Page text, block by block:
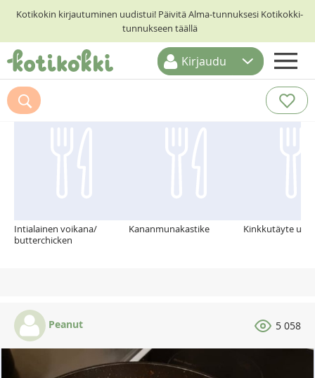
Kotikokin kirjautuminen uudistui! Päivitä Alma-tunnuksesi Kotikokki-
tunnukseen täällä
ETUSIVU
RESEPTIHAKU
Kirjaudu
Suosittelemme myös
Intialainen voikana/
butterchicken
Kananmunakastike Kinkkutäyte
Peanut 5 058